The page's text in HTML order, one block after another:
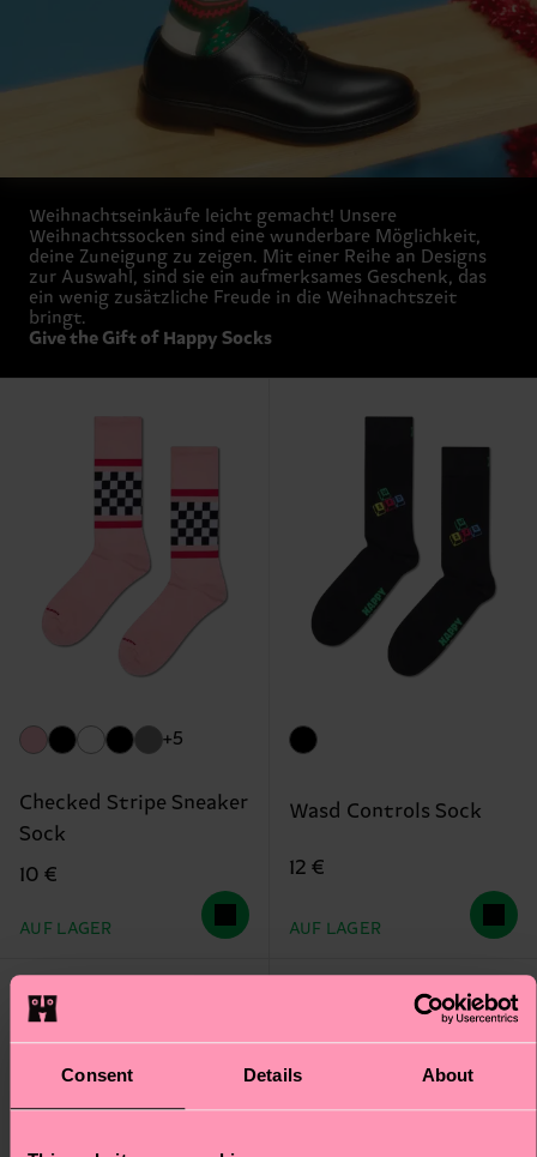
Consent Details About
Weihnachtseinkäufe leicht gemacht! Unsere
Weihnachtssocken sind eine wunderbare Möglichkeit,
deine Zuneigung zu zeigen. Mit einer Reihe an Designs
zur Auswahl, sind sie ein aufmerksames Geschenk, das
ein wenig zusätzliche Freude in die Weihnachtszeit
bringt.
Give the Gift of Happy Socks
+5
Checked Stripe Sneaker
Sock
10 €
AUF LAGER
Wasd Controls Sock
12 €
AUF LAGER